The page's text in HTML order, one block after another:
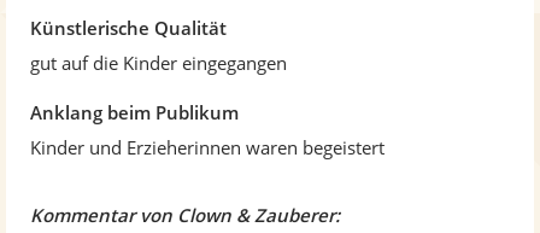
n
Künstlerische Qualität
gut auf die Kinder eingegangen
Anklang beim Publikum
Kinder und Erzieherinnen waren begeistert
Kommentar von Clown & Zauberer: